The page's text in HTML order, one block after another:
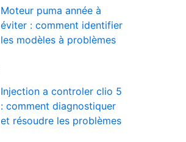
Moteur puma année à
éviter : comment identifier
les modèles à problèmes
Injection a controler clio 5
: comment diagnostiquer
et résoudre les problèmes